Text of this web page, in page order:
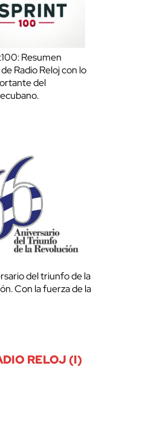
Resumen
Radio Reloj con lo
del
del triunfo de la
Con la fuerza de la
RELOJ (I)